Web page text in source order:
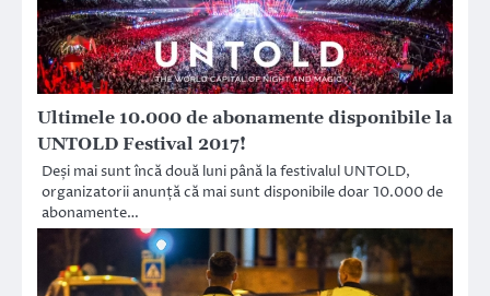
Ultimele 10.000 de abonamente disponibile la
UNTOLD Festival 2017!
Deși mai sunt încă două luni până la festivalul UNTOLD,
organizatorii anunță că mai sunt disponibile doar 10.000 de
abonamente…